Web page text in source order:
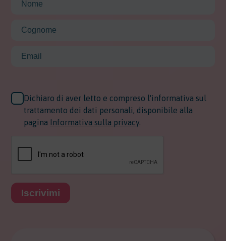
Dichiaro di aver letto e compreso l'informativa sul
trattamento dei dati personali, disponibile alla
pagina Informativa sulla privacy.
Iscrivimi